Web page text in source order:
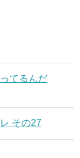
てるんだ
その27